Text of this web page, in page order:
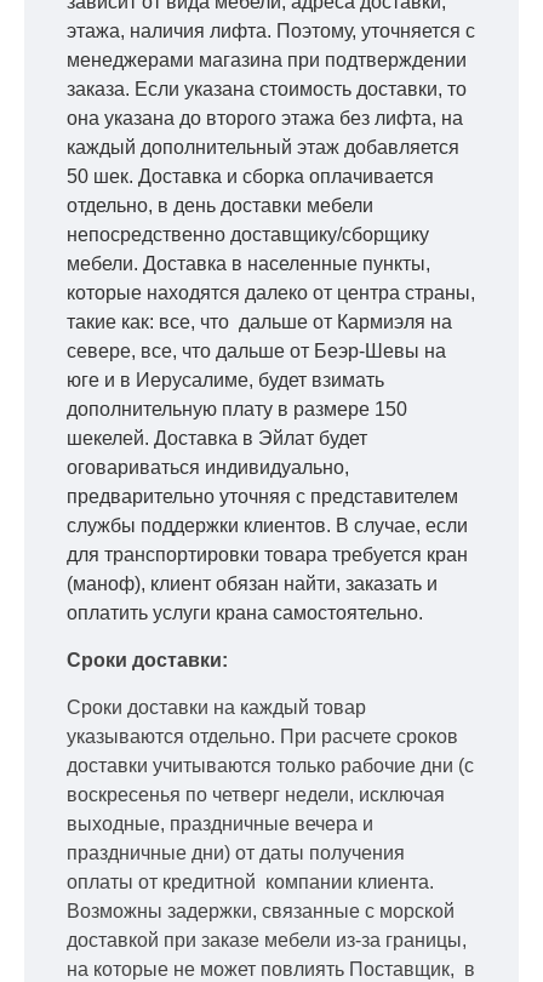
этажа, наличия лифта. Поэтому, уточняется с
менеджерами магазина при подтверждении
заказа. Если указана стоимость доставки, то
она указана до второго этажа без лифта, на
каждый дополнительный этаж добавляется
50 шек. Доставка и сборка оплачивается
отдельно, в день доставки мебели
непосредственно доставщику/сборщику
мебели. Доставка в населенные пункты,
которые находятся далеко от центра страны,
такие как: все, что дальше от Кармиэля на
севере, все, что дальше от Беэр-Шевы на
юге и в Иерусалиме, будет взимать
дополнительную плату в размере 150
шекелей. Доставка в Эйлат будет
оговариваться индивидуально,
предварительно уточняя с представителем
службы поддержки клиентов. В случае, если
для транспортировки товара требуется кран
(маноф), клиент обязан найти, заказать и
оплатить услуги крана самостоятельно.
Сроки доставки:
Сроки доставки на каждый товар
указываются отдельно. При расчете сроков
доставки учитываются только рабочие дни (с
воскресенья по четверг недели, исключая
выходные, праздничные вечера и
праздничные дни) от даты получения
оплаты от кредитной компании клиента.
Возможны задержки, связанные с морской
доставкой при заказе мебели из-за границы,
на которые не может повлиять Поставщик, в